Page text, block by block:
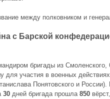
между полковником и
с Барской
бригады из Смоленского,
для участия в военных
Понятовского и
30 дней бригада прошла 850